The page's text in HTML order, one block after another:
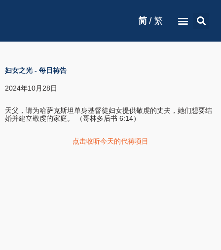
简 / 繁
妇女之光 - 每日祷告
2024年10月28日
天父，请为哈萨克斯坦单身基督徒妇女提供敬虔的丈夫，她们想要结
婚并建立敬虔的家庭。 （哥林多后书 6:14）
点击收听今天的代祷项目